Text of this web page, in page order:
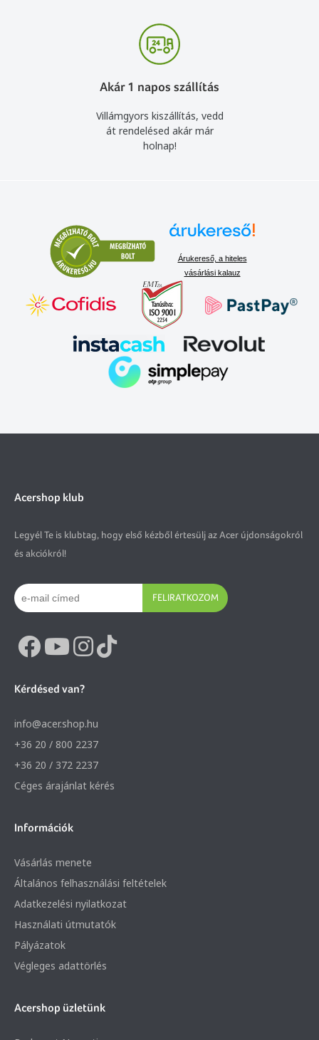
Akár 1 napos szállítás
Villámgyors kiszállítás, vedd
át rendelésed akár már
holnap!
Árukereső, a hiteles
vásárlási kalauz
Acershop klub
Legyél Te is klubtag, hogy első kézből értesülj az Acer újdonságokról
és akciókról!
FELIRATKOZOM
Kérdésed van?
info@acer.shop.hu
+36 20 / 800 2237
+36 20 / 372 2237
Céges árajánlat kérés
Információk
Vásárlás menete
Általános felhasználási feltételek
Adatkezelési nyilatkozat
Használati útmutatók
Pályázatok
Végleges adattörlés
Acershop üzletünk